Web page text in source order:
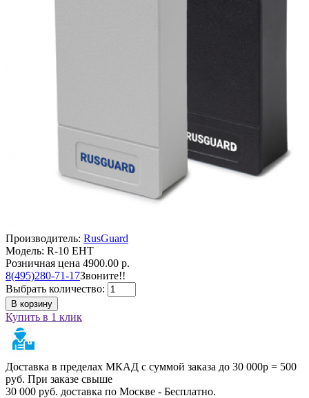
Производитель: RusGuard
Модель: R-10 EHT
Розничная цена 4900.00 р.
8(495)280-71-17Звоните!!
Выбрать количество:
В корзину
Купить в 1 клик
Доставка в пределах МКАД с суммой заказа до 30 000р = 500
руб. При заказе свыше
30 000 руб. доставка по Москве - Бесплатно.